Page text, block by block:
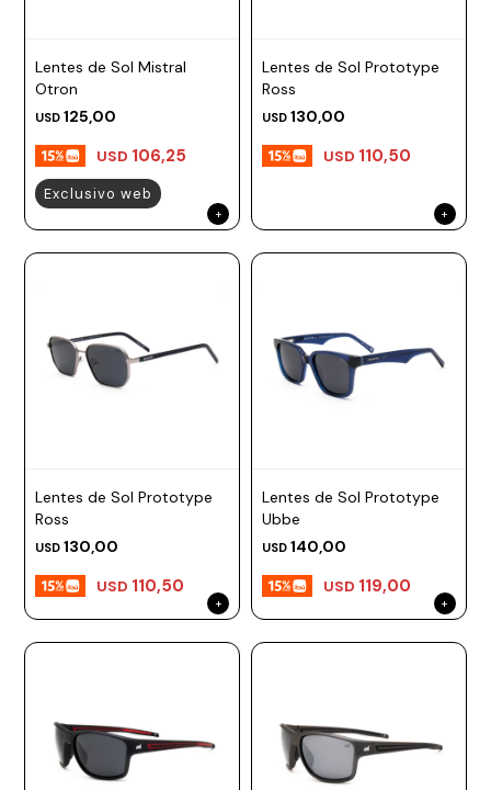
Lentes de Sol Mistral
Otron
USD 125,00
USD 106,25
Exclusivo web
Lentes de Sol Prototype
Ross
USD 130,00
USD 110,50
Lentes de Sol Prototype
Ross
USD 130,00
USD 110,50
Lentes de Sol Prototype
Ubbe
USD 140,00
USD 119,00